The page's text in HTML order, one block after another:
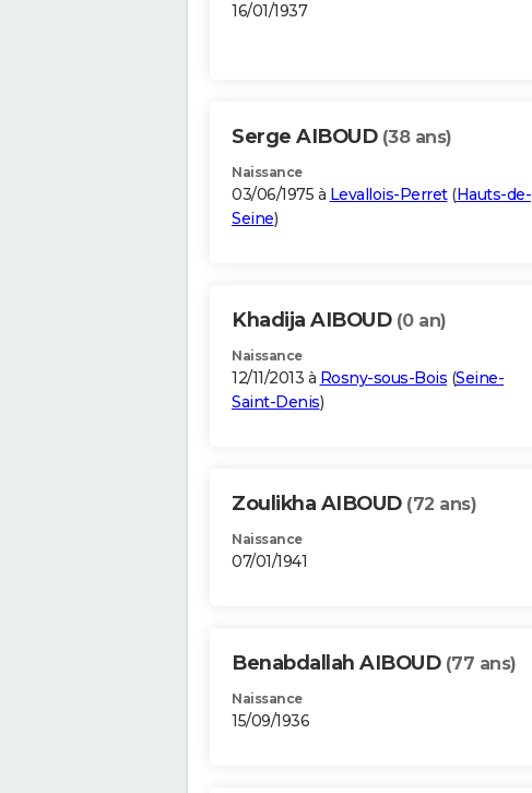
16/01/1937
Serge AIBOUD (38 ans)
Naissance
03/06/1975 à Levallois-Perret(Hauts-de-
Seine)
Khadija AIBOUD (0 an)
Naissance
12/11/2013 à Rosny-sous-Bois (Seine-
Saint-Denis)
Zoulikha AIBOUD (72 ans)
Naissance
07/01/1941
Benabdallah AIBOUD (77 ans)
Naissance
15/09/1936